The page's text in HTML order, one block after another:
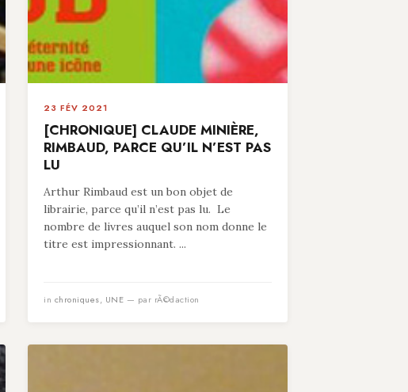
23 FÉV 2021
[CHRONIQUE] CLAUDE MINIÈRE,
RIMBAUD, PARCE QU’IL N’EST PAS
LU
Arthur Rimbaud est un bon objet de
librairie, parce qu’il n’est pas lu. Le
nombre de livres auquel son nom donne le
titre est impressionnant. ...
in chroniques, UNE — par rÃ©daction